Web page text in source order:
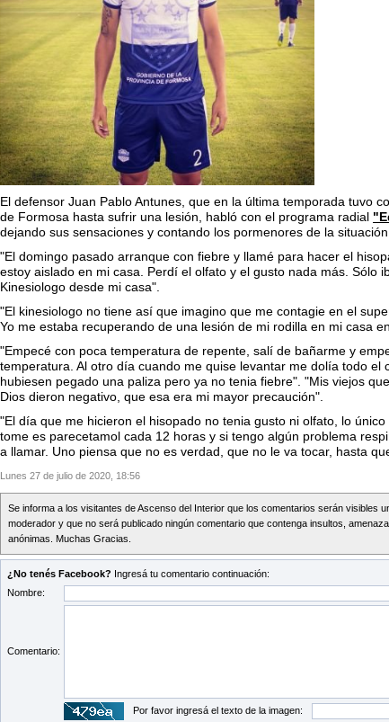
El defensor Juan Pablo Antunes, que en la última temporada tuvo
de Formosa hasta sufrir una lesión, habló con el programa radial
dejando sus sensaciones y contando los pormenores de la
"El domingo pasado arranque con fiebre y llamé para hacer el
estoy aislado en mi casa. Perdí el olfato y el gusto nada más. Sólo
Kinesiologo desde mi casa".
"El kinesiologo no tiene así que imagino que me contagie en el
Yo me estaba recuperando de una lesión de mi rodilla en mi casa
"Empecé con poca temperatura de repente, salí de bañarme y
temperatura. Al otro día cuando me quise levantar me dolía todo el
hubiesen pegado una paliza pero ya no tenia fiebre". "Mis viejos
Dios dieron negativo, que esa era mi mayor precaución".
"El día que me hicieron el hisopado no tenia gusto ni olfato, lo
tome es parecetamol cada 12 horas y si tengo algún problema
a llamar. Uno piensa que no es verdad, que no le va tocar, hasta
Lunes 27 de julio de 2020, 18:56
Se informa a los visitantes de Ascenso del Interior que los comentarios serán visibles
moderador y que no será publicado ningún comentario que contenga insultos,
anónimas. Muchas Gracias.
¿No tenés Facebook? Ingresá tu comentario continuación:
Nombre:
Comentario:
Por favor ingresá el texto de la imagen: